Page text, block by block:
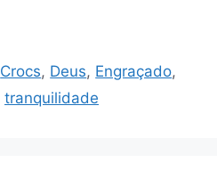
Crocs, Deus, Engraçado,
tranquilidade